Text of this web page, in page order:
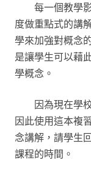
每一個教學影
度做重點式的講
學來加強對概念
是讓學生可以藉
學概念。
因為現在學校
因此使用這本複
念講解，請學生
課程的時間。